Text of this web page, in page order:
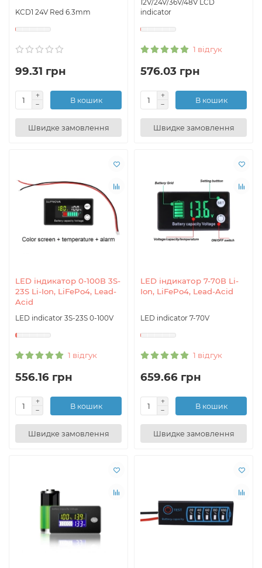
KCD1 24V Red 6.3mm
99.31 грн
В кошик
Швидке замовлення
12V/24V/36V/48V LCD
indicator
1 відгук
576.03 грн
В кошик
Швидке замовлення
LED індикатор 0-100В 3S-
23S Li-Ion, LiFePo4, Lead-
Acid
LED indicator 3S-23S 0-100V
1 відгук
556.16 грн
В кошик
Швидке замовлення
LED індикатор 7-70В Li-
Ion, LiFePo4, Lead-Acid
LED indicator 7-70V
1 відгук
659.66 грн
В кошик
Швидке замовлення